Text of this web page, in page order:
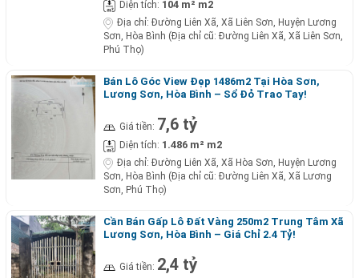
Diện tích: 104 m² m2
Địa chỉ: Đường Liên Xã, Xã Liên Sơn, Huyện Lương
Sơn, Hòa Bình (Địa chỉ cũ: Đường Liên Xã, Xã Liên Sơn,
Phú Thọ)
Bán Lô Góc View Đẹp 1486m2 Tại Hòa Sơn,
Lương Sơn, Hòa Bình – Sổ Đỏ Trao Tay!
Giá tiền: 7,6 tỷ
Diện tích: 1.486 m² m2
Địa chỉ: Đường Liên Xã, Xã Hòa Sơn, Huyện Lương
Sơn, Hòa Bình (Địa chỉ cũ: Đường Liên Xã, Xã Lương
Sơn, Phú Thọ)
Cần Bán Gấp Lô Đất Vàng 250m2 Trung Tâm Xã
Lương Sơn, Hòa Bình – Giá Chỉ 2.4 Tỷ!
Giá tiền: 2,4 tỷ